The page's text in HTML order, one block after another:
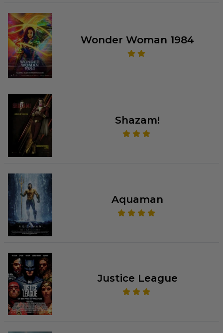
Wonder Woman 1984
Shazam!
Aquaman
Justice League